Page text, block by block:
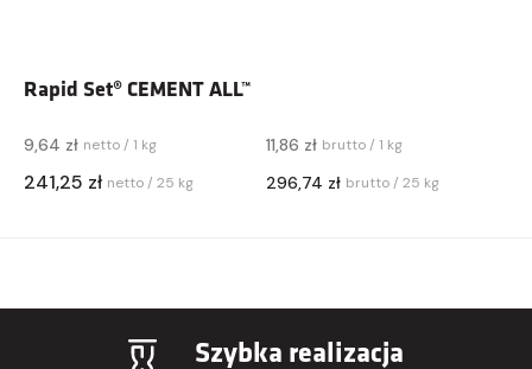
Rapid Set® CEMENT ALL™
9,64 zł netto / 1 kg 11,86 zł brutto / 1 kg
241,25 zł netto / 25 kg 296,74 zł brutto / 25 kg
Szybka realizacja